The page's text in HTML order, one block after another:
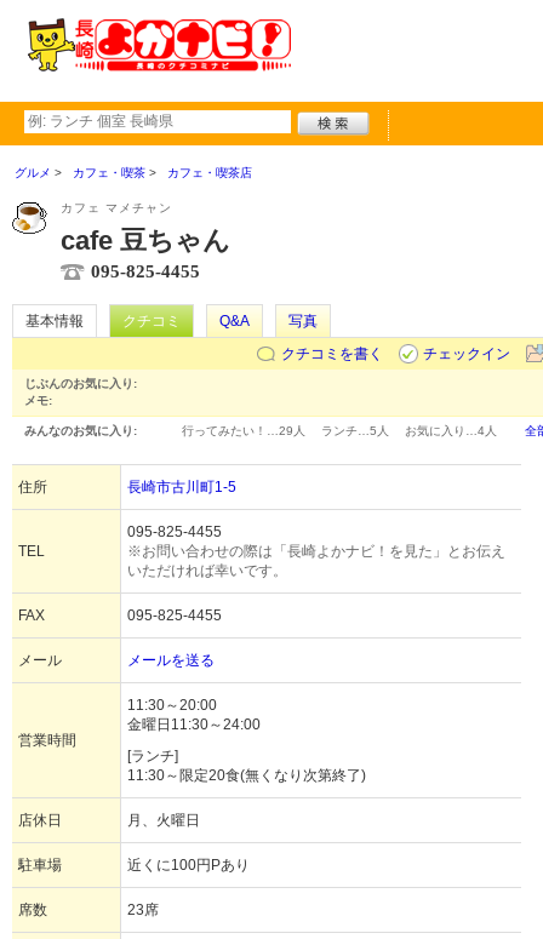
グルメ カフェ・喫茶 カフェ・喫茶店
カフェ マメチャン
cafe 豆ちゃん
095-825-4455
基本情報 クチコミ Q&A
写真
クチコミを書く
チェックイン
じぶんのお気に入り:
メモ:
みんなのお気に入り: 行ってみたい！… 29人 ランチ… 5人 お気に入り… 4人 全
住所 長崎市古川町1-5
TEL
095-825-4455
※お問い合わせの際は「長崎よかナビ！を見た」とお伝え
いただければ幸いです。
FAX 095-825-4455
メール メールを送る
営業時間
11:30～20:00
金曜日11:30～24:00
[ランチ]
11:30～限定20食(無くなり次第終了)
店休日 月、火曜日
駐車場 近くに100円Pあり
席数 23席